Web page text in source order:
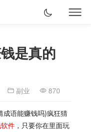
是真的
副业 870
成语能赚钱吗)疯狂猜
件 ，只要你在里面玩